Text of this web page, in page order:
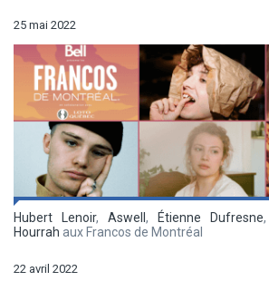
25 mai 2022
Hubert Lenoir, Aswell , Étienne Dufresne,
Hourrah aux Francos de Montréal
22 avril 2022